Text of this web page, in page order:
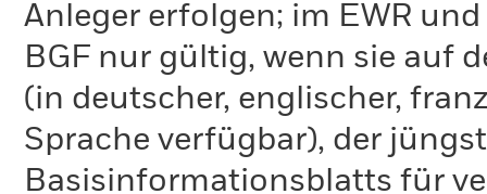
Anleger erfolgen; im EWR
BGF nur gültig, wenn sie auf
(in deutscher, englischer,
Sprache verfügbar), der
Basisinformationsblatts für